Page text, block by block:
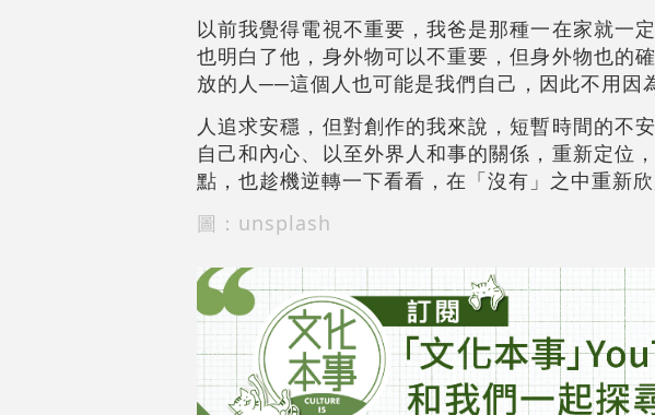
以前我覺得電視不重要，我爸是那種一在家就一
也明白了他，身外物可以不重要，但身外物也的
放的人──這個人也可能是我們自己，因此不用因
人追求安穩，但對創作的我來說，短暫時間的不
自己和內心、以至外界人和事的關係，重新定位
點，也趁機逆轉一下看看，在「沒有」之中重新
圖：unsplash